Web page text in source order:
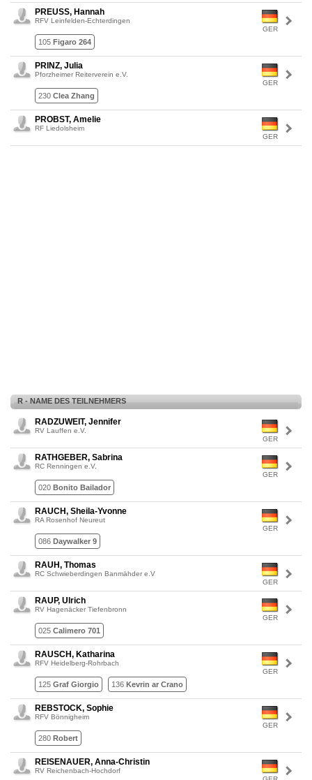
GER
PREUSS, Hannah
RFV Leinfelden-Echterdingen
105 Figaro 264
GER
PRINZ, Julia
Pforzheimer Reiterverein e.V.
230 Clea Zhang
GER
PROBST, Amelie
RF Liedolsheim
R - NAME DES TEILNEHMERS
GER
RADZUWEIT, Jennifer
RV Lauffen e.V.
GER
RATHGEBER, Sabrina
RC Renningen e.V.
020 Bonito Bailador
GER
RAUCH, Sheila-Yvonne
RA Rosenhof Neureut
086 Daywalker 9
GER
RAUH, Thomas
RC Schwieberdingen Banmähder e.V
GER
RAUP, Ulrich
RV Hagenäcker Tiefenbronn
025 Calimero 701
GER
RAUSCH, Katharina
RFV Heidelberg-Rohrbach
125 Graf Giorgio 136 Kevrin ar Crano
GER
REBSTOCK, Sophie
RFV Bönnigheim
280 Robert
REISENAUER, Anna-Christin
RV Reichenbach-Hochdorf